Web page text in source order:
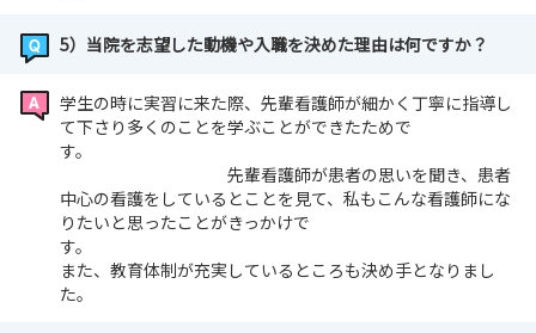
5）当院を志望した動機や入職を決めた理由は何ですか？
学生の時に実習に来た際、先輩看護師が細かく丁寧に指導し
て下さり多くのことを学ぶことができたためで
す。
先輩看護師が患者の思いを聞き、患者
中心の看護をしているとことを見て、私もこんな看護師にな
りたいと思ったことがきっかけで
す。
また、教育体制が充実しているところも決め手となりまし
た。